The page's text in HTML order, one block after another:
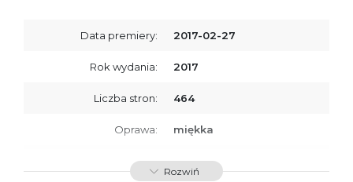
Data premiery: 2017-02-27
Rok wydania: 2017
Liczba stron: 464
Oprawa: miękka
ISBN 9788379766222
Rozwiń